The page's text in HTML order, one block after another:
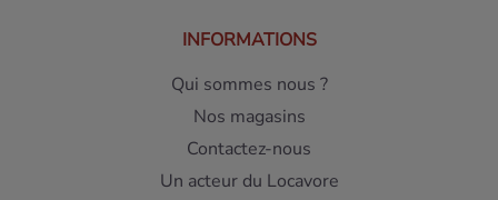
INFORMATIONS
Qui sommes nous ?
Nos magasins
Contactez-nous
Un acteur du Locavore